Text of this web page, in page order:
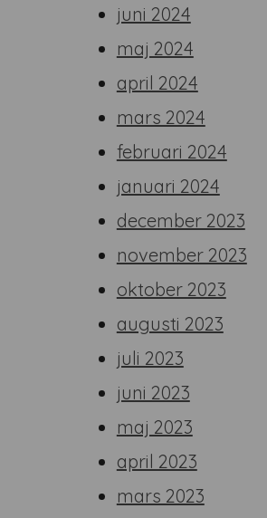
juni 2024
maj 2024
april 2024
mars 2024
februari 2024
januari 2024
december 2023
november 2023
oktober 2023
augusti 2023
juli 2023
juni 2023
maj 2023
april 2023
mars 2023